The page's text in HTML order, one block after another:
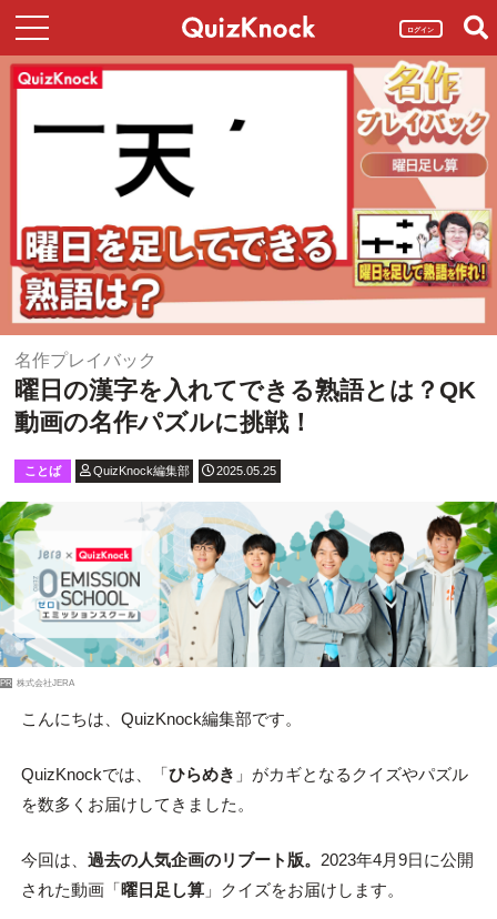
ログイン
名作プレイバック
曜日の漢字を入れてできる熟語とは？QK
動画の名作パズルに挑戦！
ことば QuizKnock編集部 2025.05.25
PR 株式会社JERA
こんにちは、QuizKnock編集部です。
QuizKnockでは、「ひらめき 」がカギとなるクイズやパズル
を数多くお届けしてきました。
今回は、 過去の人気企画のリブート版。 2023年4月9日に公開
された動画「曜日足し算」クイズをお届けします。